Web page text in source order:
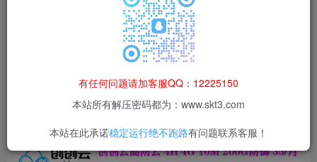
本站所有资源均为网络收集整理而来，仅供学习研究使用，请在下
载后24h内删除，谢谢合作！
本站资源仅用于学习交流，禁止商业运营与违法、侵权
果由使用者自行承担。
有任何问题请加客服QQ：12225150
本站所有解压密码都为：www.skt3.com
本站在此承诺稳定运行绝不跑路有问题联系客服！